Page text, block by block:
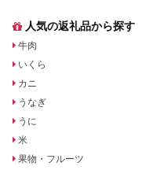
人気の返礼品から探す
牛肉
いくら
カニ
うなぎ
うに
米
果物・フルーツ